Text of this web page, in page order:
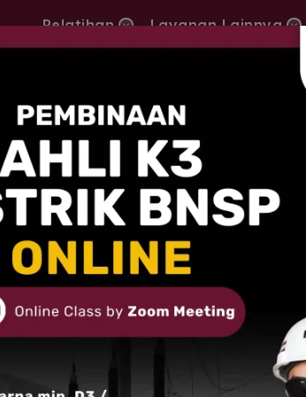
Pelatihan Layanan Lainnya
Pada Setiap Proyek Pembangunan